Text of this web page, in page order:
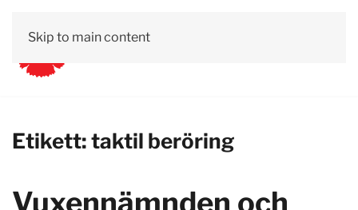
Skip to main content
Etikett:taktil beröring
Vuxennämnden och